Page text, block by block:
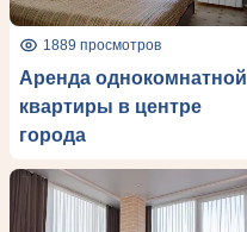
1889 просмотров
Аренда однокомнатной
квартиры в центре
города